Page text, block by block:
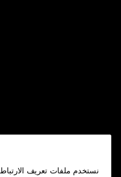
نستخدم ملفات تعريف